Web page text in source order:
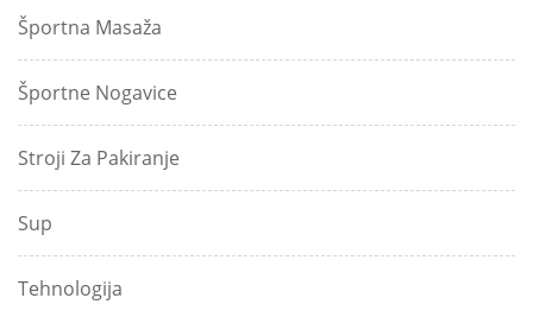
Športna Masaža
Športne Nogavice
Stroji Za Pakiranje
Sup
Tehnologija